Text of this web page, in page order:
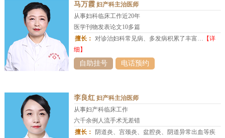
马万霞妇产科主治医师
从事妇科临床工作近20年
医学刊物发表论文10多篇
擅长： 对诊治妇科常见病、多发病积累了丰富… 【详
细】
自助挂号 电话预约
李良红妇产科主治医师
从事妇产科临床工作
六千余例人流手术无差错
擅长：
阴道炎、宫颈炎、盆腔炎、阴道异常出血等疾